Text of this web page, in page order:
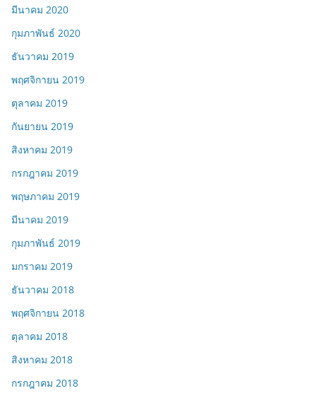
มีนาคม 2020
กุมภาพันธ์ 2020
ธันวาคม 2019
พฤศจิกายน 2019
ตุลาคม 2019
กันยายน 2019
สิงหาคม 2019
กรกฎาคม 2019
พฤษภาคม 2019
มีนาคม 2019
กุมภาพันธ์ 2019
มกราคม 2019
ธันวาคม 2018
พฤศจิกายน 2018
ตุลาคม 2018
สิงหาคม 2018
กรกฎาคม 2018